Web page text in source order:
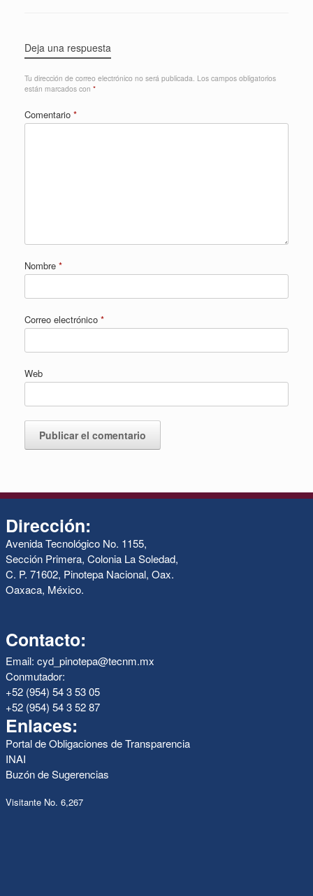
Deja una respuesta
Tu dirección de correo electrónico no será publicada. Los campos obligatorios
están marcados con *
Comentario *
Nombre *
Correo electrónico *
Web
Dirección:
Avenida Tecnológico No. 1155,
Sección Primera, Colonia La Soledad,
C. P. 71602, Pinotepa Nacional, Oax.
Oaxaca, México.
Contacto:
Email: cyd_pinotepa@tecnm.mx
Conmutador:
+52 (954) 54 3 53 05
+52 (954) 54 3 52 87
Enlaces:
Portal de Obligaciones de Transparencia
INAI
Buzón de Sugerencias
Visitante No. 6,267